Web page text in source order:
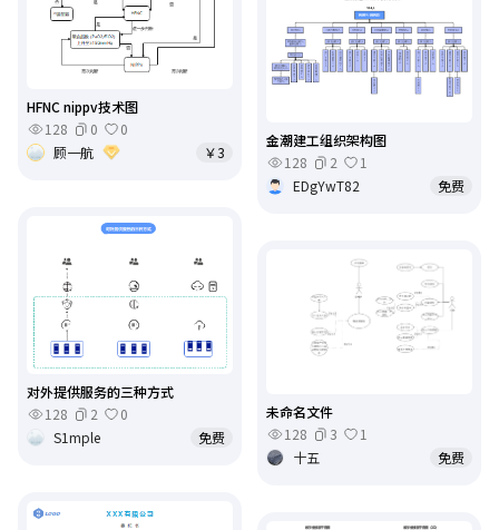
HFNC nippv技术图
128
0
0
顾一航
￥3
金潮建工组织架构图
128
2
1
EDgYwT82
免费
对外提供服务的三种方式
128
2
0
S1mple
免费
未命名文件
128
3
1
十五
免费